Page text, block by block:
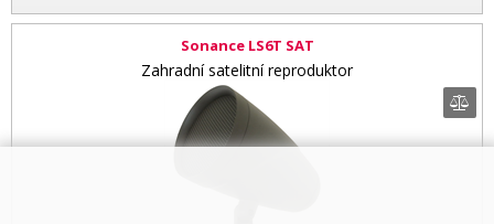
Sonance LS6T SAT
Zahradní satelitní reproduktor